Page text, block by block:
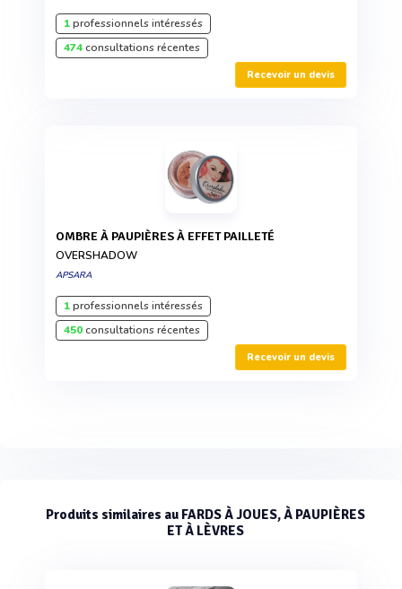
1professionnels intéressés
474consultations récentes
Recevoir un devis
OMBRE À PAUPIÈRES À EFFET PAILLETÉ
OVERSHADOW
APSARA
1professionnels intéressés
450consultations récentes
Recevoir un devis
Produits similaires au FARDS À JOUES, À PAUPIÈRES
ET À LÈVRES